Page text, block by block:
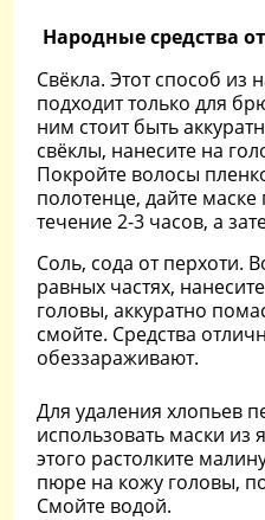
Народные средства
Свёкла. Этот способ
подходит только для
ним стоит быть
свёклы, нанесите на
Покройте волосы
полотенце, дайте маске
течение 2-3 часов, а
Соль, сода от перхоти.
равных частях,
головы, аккуратно
смойте. Средства
обеззараживают.
Для удаления хлопьев
использовать маски из
этого растолките
пюре на кожу головы,
Смойте водой.